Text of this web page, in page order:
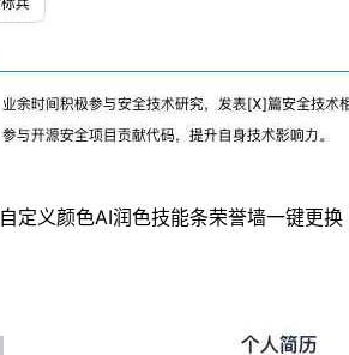
自定义颜色AI润色技能条荣誉墙一键更换